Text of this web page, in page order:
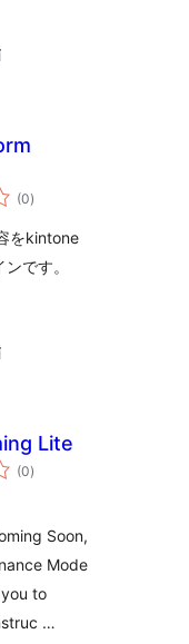
(0celkové
hodnotenie
)
をkintone
です。
Lite
(0celkové
hodnotenie
)
Soon,
Mode
to
…